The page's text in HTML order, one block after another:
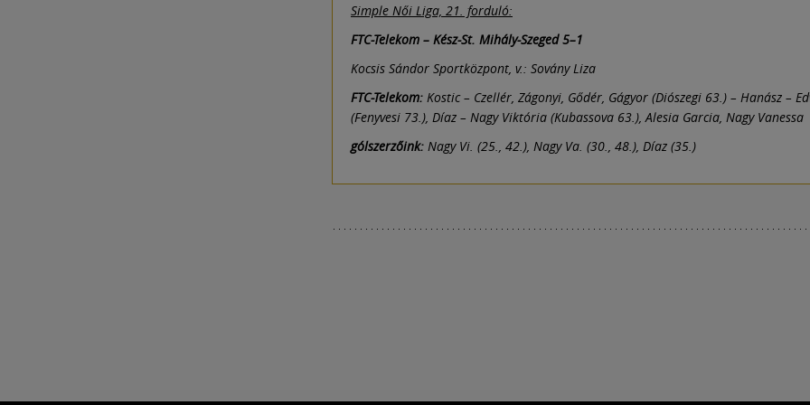
Simple Női Liga, 21. forduló:
FTC-Telekom – Kész-St. Mihály-Szeged 5–1
Kocsis Sándor Sportközpont, v.: Sovány Liza
FTC-Telekom:Kostic – Czellér, Zágonyi, Gődér, Gágyor (Diószegi 63.) – Hanász –
(Fenyvesi 73.), Díaz – Nagy Viktória (Kubassova 63.), Alesia Garcia, Nagy Vanessa
gólszerzőink: Nagy Vi. (25., 42.), Nagy Va. (30., 48.), Díaz (35.)